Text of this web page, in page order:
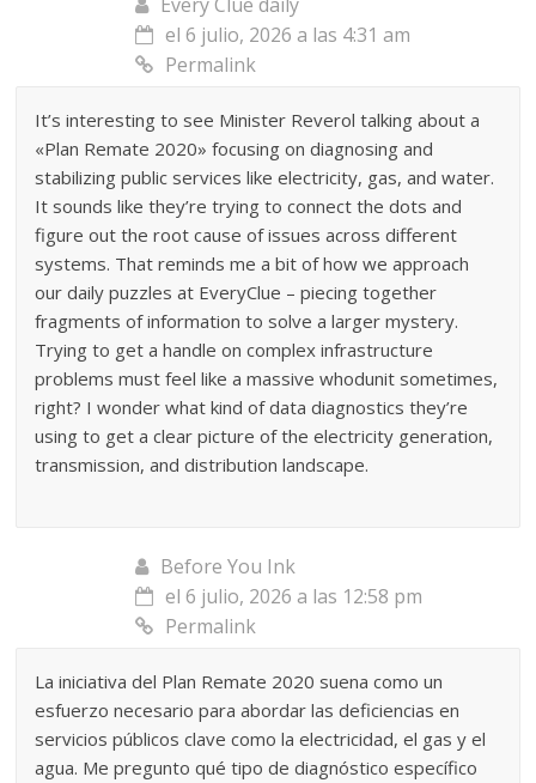
el 6 julio, 2026 a las 4:31 am
Permalink
It’s interesting to see Minister Reverol talking about a
«Plan Remate 2020» focusing on diagnosing and
stabilizing public services like electricity, gas, and water.
It sounds like they’re trying to connect the dots and
figure out the root cause of issues across different
systems. That reminds me a bit of how we approach
our daily puzzles at EveryClue – piecing together
fragments of information to solve a larger mystery.
Trying to get a handle on complex infrastructure
problems must feel like a massive whodunit sometimes,
right? I wonder what kind of data diagnostics they’re
using to get a clear picture of the electricity generation,
transmission, and distribution landscape.
Before You Ink
el 6 julio, 2026 a las 12:58 pm
Permalink
La iniciativa del Plan Remate 2020 suena como un
esfuerzo necesario para abordar las deficiencias en
servicios públicos clave como la electricidad, el gas y el
agua. Me pregunto qué tipo de diagnóstico específico